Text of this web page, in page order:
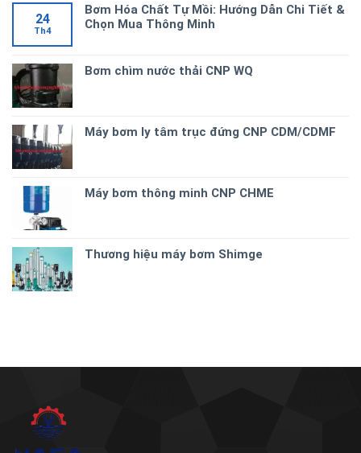
24
Th4
Bơm Hóa Chất Tự Mồi: Hướng Dẫn Chi Tiết &
Chọn Mua Thông Minh
Bơm chìm nước thải CNP WQ
Máy bơm ly tâm trục đứng CNP CDM/CDMF
Máy bơm thông minh CNP CHME
Thương hiệu máy bơm Shimge